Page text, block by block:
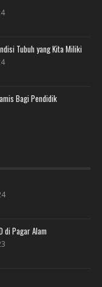
Tubuh yang Kita Miliki
Bagi Pendidik
di Pagar Alam